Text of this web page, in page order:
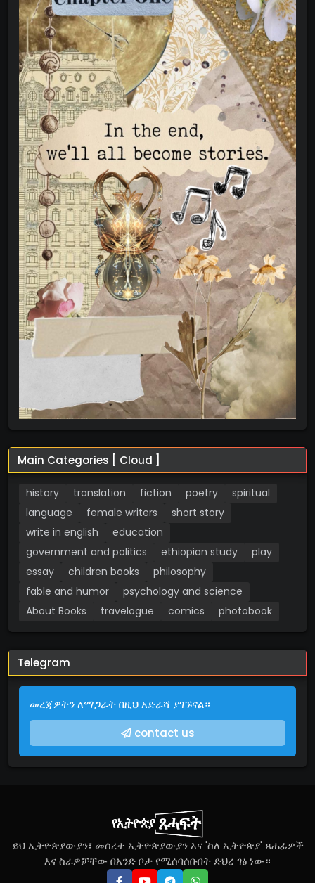
Main Categories [ Cloud ]
history translation fiction poetry
spiritual
language
female writers
short story
write in english
education
government and politics
ethiopian study
play
essay
children books
philosophy
fable and humor
psychology and science
About Books
travelogue comics photobook
Telegram
መረጃዎትን ለማጋራት በዚህ አድራሻ ያገኙናል።
contact us
ይህ ኢትዮጵያውያን፣ መሰረተ ኢትዮጵያውያን እና 'ስለ ኢትዮጵያ' ጸሐፊዎች
እና ስራዎቻቸው በአንድ ቦታ የሚሰባሰቡበት ድህረ ገፅ ነው።